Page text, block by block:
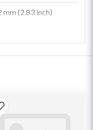
mm (2.83 inch)
mm (2.44 inch)